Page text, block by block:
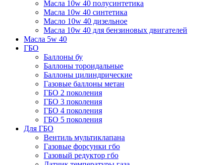
Масла 10w 40 полусинтетика
Масла 10w 40 синтетика
Масло 10w 40 дизельное
Масла 10w 40 для бензиновых двигателей
Масла 5w 40
ГБО
Баллоны бу
Баллоны тороидальные
Баллоны цилиндрические
Газовые баллоны метан
ГБО 2 поколения
ГБО 3 поколения
ГБО 4 поколения
ГБО 5 поколения
Для ГБО
Вентиль мультиклапана
Газовые форсунки гбо
Газовый редуктор гбо